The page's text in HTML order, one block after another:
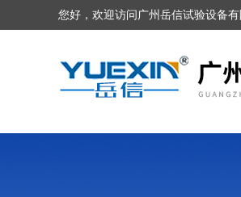
您好，欢迎访问广州岳信试验设备有